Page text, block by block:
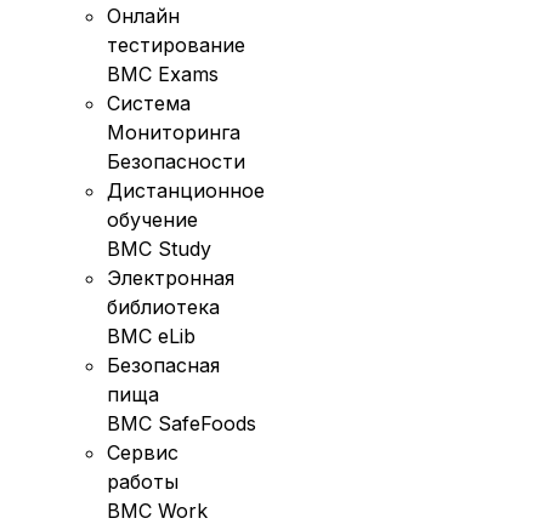
Онлайн
тестирование
BMC Exams
Система
Мониторинга
Безопасности
Дистанционное
обучение
BMC Study
Электронная
библиотека
BMC eLib
Безопасная
пища
BMC SafeFoods
Сервис
работы
BMC Work